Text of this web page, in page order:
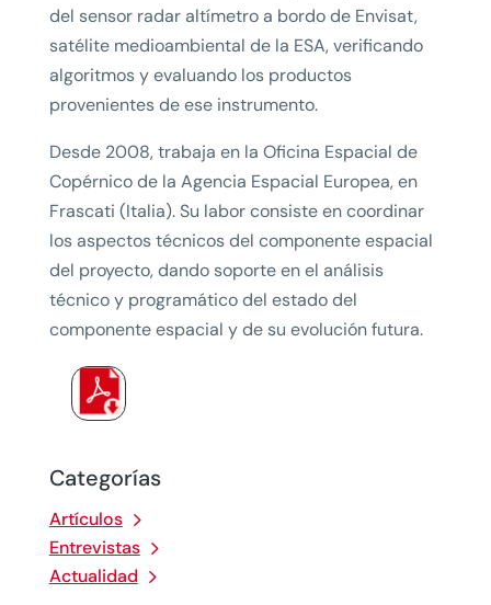
Categorías
Artículos
Entrevistas
Actualidad
del sensor radar altímetro a bordo de Envisat,
satélite medioambiental de la ESA, verificando
algoritmos y evaluando los productos
provenientes de ese instrumento.
Desde 2008, trabaja en la Oficina Espacial de
Copérnico de la Agencia Espacial Europea, en
Frascati (Italia). Su labor consiste en coordinar
los aspectos técnicos del componente espacial
del proyecto, dando soporte en el análisis
técnico y programático del estado del
componente espacial y de su evolución futura.